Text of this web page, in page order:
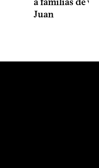
Juan